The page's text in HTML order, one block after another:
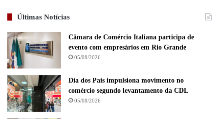
Últimas Notícias
Câmara de Comércio Italiana participa de
evento com empresários em Rio Grande
05/08/2026
Dia dos Pais impulsiona movimento no
comércio segundo levantamento da CDL
05/08/2026